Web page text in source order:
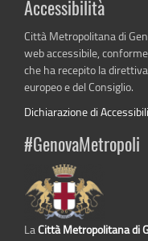
Accessibilità
Città Metropolitana di
web accessibile,
che ha recepito la
europeo e del Consiglio.
Dichiarazione di
#GenovaMetropoli
LaCittà Metropolitana di